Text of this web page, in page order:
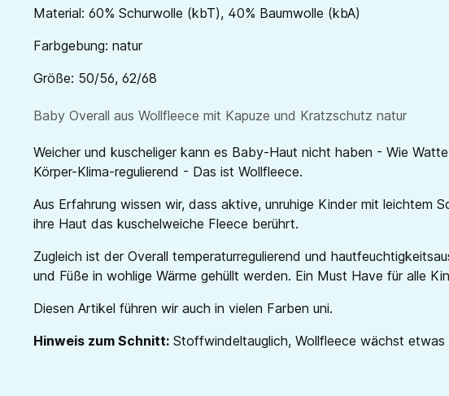
Material: 60% Schurwolle (kbT), 40% Baumwolle (kbA)
Farbgebung: natur
Größe: 50/56, 62/68
Baby Overall aus Wollfleece mit Kapuze und Kratzschutz natur
Weicher und kuscheliger kann es Baby-Haut nicht haben - Wie
Körper-Klima-regulierend - Das ist Wollfleece.
Aus Erfahrung wissen wir, dass aktive, unruhige Kinder mit leichtem
ihre Haut das kuschelweiche Fleece berührt.
Zugleich ist der Overall temperaturregulierend und
und Füße in wohlige Wärme gehüllt werden. Ein Must Have für alle
Diesen Artikel führen wir auch in vielen Farben uni.
Hinweis zum Schnitt: Stoffwindeltauglich, Wollfleece wächst